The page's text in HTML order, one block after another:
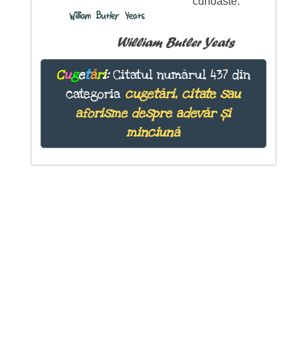
William Butler Yeats
William Butler Yeats
Cugetări:Citatul numărul 437 din
categoria cugetări, citate sau
aforisme despre adevăr și
minciună